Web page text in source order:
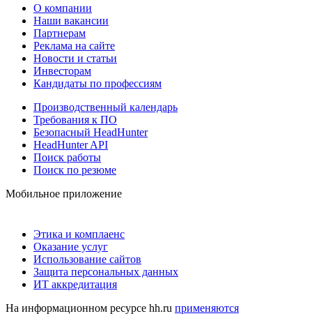
О компании
Наши вакансии
Партнерам
Реклама на сайте
Новости и статьи
Инвесторам
Кандидаты по профессиям
Производственный календарь
Требования к ПО
Безопасный HeadHunter
HeadHunter API
Поиск работы
Поиск по резюме
Мобильное приложение
Этика и комплаенс
Оказание услуг
Использование сайтов
Защита персональных данных
ИТ аккредитация
На информационном ресурсе hh.ru применяются